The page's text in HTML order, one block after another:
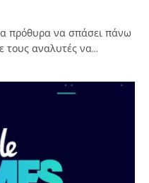
πρόθυρα να σπάσει πάνω
τους αναλυτές να…